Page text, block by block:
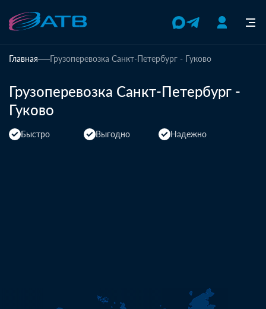
Главная Грузоперевозка Санкт-Петербург - Гуково
Грузоперевозка Санкт-Петербург -
Гуково
Быстро Выгодно Надежно